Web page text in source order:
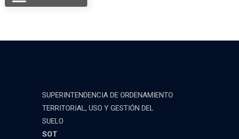
SUPERINTENDENCIA DE ORDENAMIENTO
TERRITORIAL, USO Y GESTIÓN DEL
SUELO
SOT